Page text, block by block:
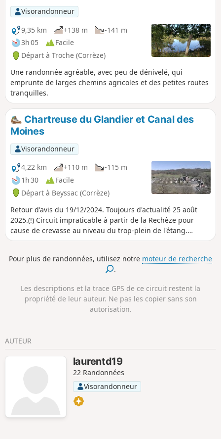
Visorandonneur
9,35 km
+138 m
-141 m
3h 05
Facile
Départ à Troche (Corrèze)
Une randonnée agréable, avec peu de dénivelé, qui
emprunte de larges chemins agricoles et des petites routes
tranquilles.
Chartreuse du Glandier et Canal des
Moines
Visorandonneur
4,22 km
+110 m
-115 m
1h 30
Facile
Départ à Beyssac (Corrèze)
Retour d'avis du 19/12/2024. Toujours d'actualité 25 août
2025.(!) Circuit impraticable à partir de la Rechèze pour
cause de crevasse au niveau du trop-plein de l'étang.
Impossible de traverser le chemin fermé par arrêté
Chartreuse du Glandier, fondée en 1219, appelée à cette
époque "Notre-Dame du Glandier", détruite pendant la
les Pères Chartreux en 1869.Vous découvrirez également
l'Étang de La Rechèze construit en 1457 servant de réservoir
pour alimenter le Canal des Moines (1457).Aujourd'hui c'est
Pour plus de randonnées, utilisez notre moteur de recherche
.
Les descriptions et la trace GPS de ce circuit restent la
propriété de leur auteur. Ne pas les copier sans son
autorisation.
AUTEUR
laurentd19
22 Randonnées
Visorandonneur